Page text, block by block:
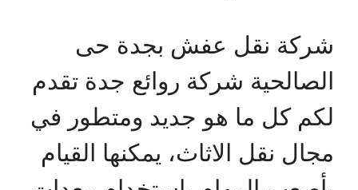
شركة نقل عفش بجدة حى
الصالحية شركة روائع جدة تقدم
لكم كل ما هو جديد ومتطور في
مجال نقل الاثاث، يمكنها القيام